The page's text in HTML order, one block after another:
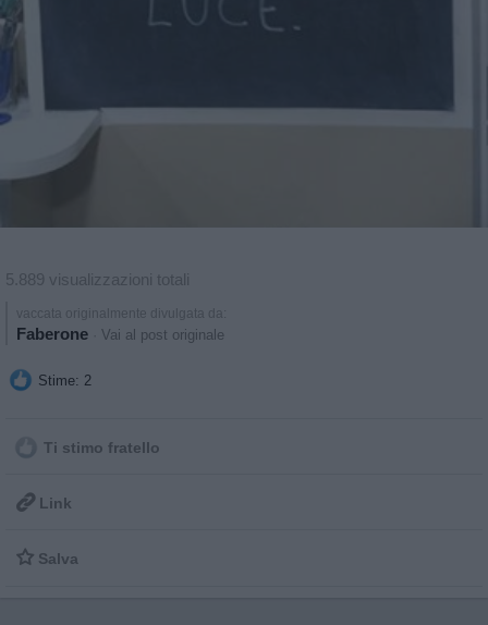
5.889 visualizzazioni totali
vaccata originalmente divulgata da:
Faberone Vai al post originale
Stime: 2
Ti stimo fratello
 Link
 Salva